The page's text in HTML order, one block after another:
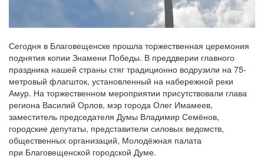
Сегодня в Благовещенске прошла торжественная церемония
поднятия копии Знамени Победы. В преддверии главного
праздника нашей страны стяг традиционно водрузили на 75-
метровый флагшток, установленный на набережной реки
Амур. На торжественном мероприятии присутствовали глава
региона Василий Орлов, мэр города Олег Имамеев,
заместитель председателя Думы Владимир Семёнов,
городские депутаты, представители силовых ведомств,
общественных организаций, Молодёжная палата
при Благовещенской городской Думе.